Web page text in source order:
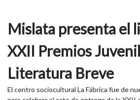
Mislata presenta el
XXII Premios
Literatura Breve
El centro sociocultural La Fábrica fue de